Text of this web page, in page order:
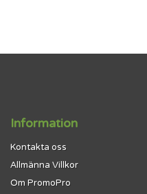
Information
Kontakta oss
Allmänna Villkor
Om PromoPro